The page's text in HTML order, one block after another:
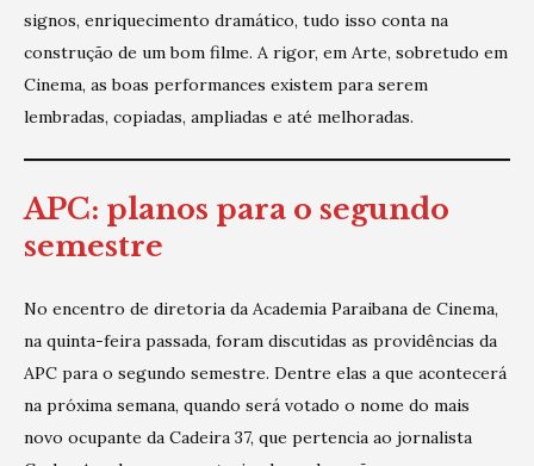
signos, enriquecimento dramático, tudo isso conta na
construção de um bom filme. A rigor, em Arte, sobretudo em
Cinema, as boas performances existem para serem
lembradas, copiadas, ampliadas e até melhoradas.
APC: planos para o segundo
semestre
No encentro de diretoria da Academia Paraibana de Cinema,
na quinta-feira passada, foram discutidas as providências da
APC para o segundo semestre. Dentre elas a que acontecerá
na próxima semana, quando será votado o nome do mais
novo ocupante da Cadeira 37, que pertencia ao jornalista